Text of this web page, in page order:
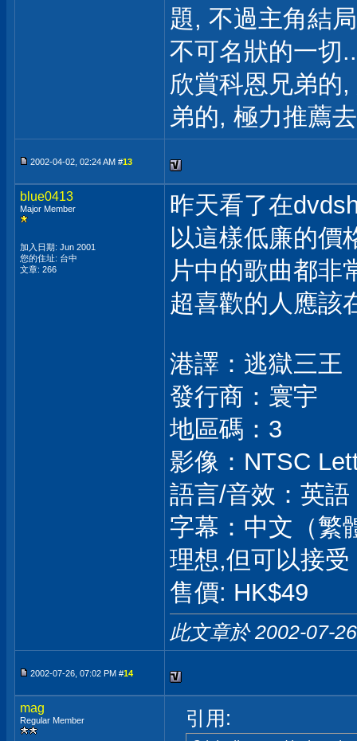
題, 不過主角結
不可名狀的一切
欣賞科恩兄弟的
弟的, 極力推薦
2002-04-02, 02:24 AM #13
blue0413
Major Member
加入日期: Jun 2001
您的住址: 台中
文章: 266
昨天看了在
以這樣低廉的價
片中的歌曲都非
超喜歡的人應該
港譯：逃獄三王
發行商：寰宇
地區碼：3
影像：NTSC
語言/音效：英
字幕：中文（繁
理想,但可以接受
售價: HK$49
此文章於 2002-07-
2002-07-26, 07:02 PM #14
mag
Regular Member 引用: